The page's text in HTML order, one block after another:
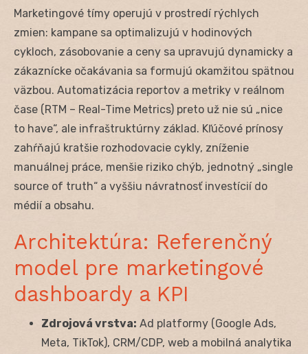
Marketingové tímy operujú v prostredí rýchlych
zmien: kampane sa optimalizujú v hodinových
cykloch, zásobovanie a ceny sa upravujú dynamicky a
zákaznícke očakávania sa formujú okamžitou spätnou
väzbou. Automatizácia reportov a metriky v reálnom
čase (RTM – Real-Time Metrics) preto už nie sú „nice
to have“, ale infraštruktúrny základ. Kľúčové prínosy
zahŕňajú kratšie rozhodovacie cykly, zníženie
manuálnej práce, menšie riziko chýb, jednotný „single
source of truth“ a vyššiu návratnosť investícií do
médií a obsahu.
Architektúra: Referenčný
model pre marketingové
dashboardy a KPI
Zdrojová vrstva: Ad platformy (Google Ads,
Meta, TikTok), CRM/CDP, web a mobilná analytika